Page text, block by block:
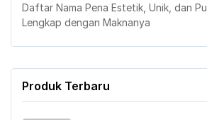
Daftar Nama Pena Estetik, Unik, dan
Lengkap dengan Maknanya
Produk Terbaru